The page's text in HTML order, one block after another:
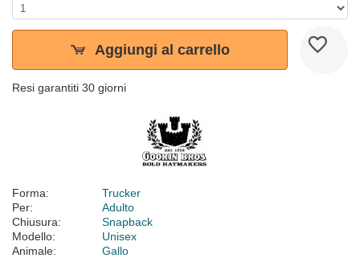
Aggiungi al carrello
Resi garantiti 30 giorni
Forma:
Trucker
Per:
Adulto
Chiusura:
Snapback
Modello:
Unisex
Animale:
Gallo